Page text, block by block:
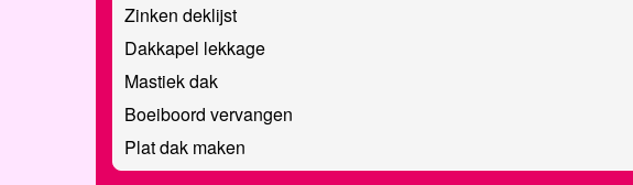
Zinken deklijst
Dakkapel lekkage
Mastiek dak
Boeiboord vervangen
Plat dak maken